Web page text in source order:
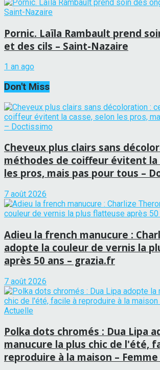
Pornic. Laïla Rambault prend
et des cils – Saint-Nazaire
1 an ago
Don't Miss
Cheveux plus clairs sans
méthodes de coiffeur évitent la
les pros, mais pas pour tous –
7 août 2026
Adieu la french manucure :
adopte la couleur de vernis la
après 50 ans – grazia.fr
7 août 2026
Polka dots chromés : Dua Lipa
manucure la plus chic de l'été,
reproduire à la maison –